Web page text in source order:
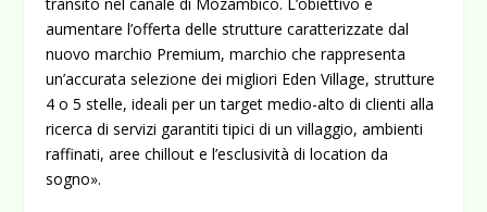
aumentare l’offerta delle strutture caratterizzate dal
nuovo marchio Premium, marchio che rappresenta
un’accurata selezione dei migliori Eden Village, strutture
4 o 5 stelle, ideali per un target medio-alto di clienti alla
ricerca di servizi garantiti tipici di un villaggio, ambienti
raffinati, aree chillout e l’esclusività di location da
sogno».